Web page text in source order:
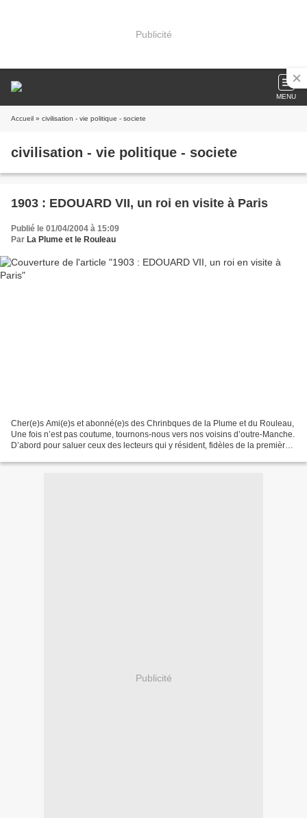
Publicité
MENU
Accueil » civilisation - vie politique - societe
civilisation - vie politique - societe
1903 : EDOUARD VII, un roi en visite à Paris
Publié le 01/04/2004 à 15:09
Par La Plume et le Rouleau
Cher(e)s Ami(e)s et abonné(e)s des Chrinbques de la Plume et du Rouleau,
Une fois n’est pas coutume, tournons-nous vers nos voisins d’outre-Manche.
D’abord pour saluer ceux des lecteurs qui y résident, fidèles de la première
Publicité